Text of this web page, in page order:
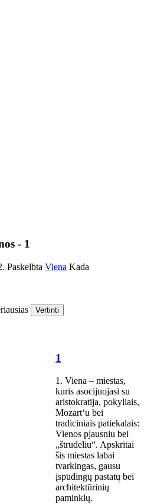
- 1
. Paskelbta Viena Kada
1
1. Viena – miestas,
kuris asocijuojasi su
aristokratija, pokyliais,
Mozart‘u bei
tradiciniais patiekalais:
Vienos pjausniu bei
„štrudeliu“. Apskritai
šis miestas labai
tvarkingas, gausu
įspūdingų pastatų bei
architektūrinių
paminklų.